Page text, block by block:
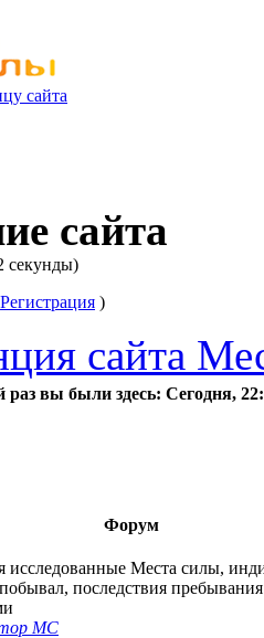
сайта
сайта
секунды)
Регистрация )
сайта
раз вы были здесь: Сегодня,
Форум
исследованные Места силы,
последствия
МС